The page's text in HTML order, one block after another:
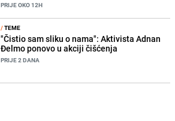
PRIJE OKO 12H
/TEME
"Čistio sam sliku o nama": Aktivista Adnan
Đelmo ponovo u akciji čišćenja
PRIJE 2 DANA